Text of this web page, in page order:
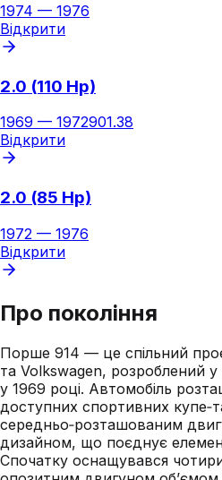
1974 — 1976
Відкрити
2.0 (110 Hp)
1969 — 1972901.38
Відкрити
2.0 (85 Hp)
1972 — 1976
Відкрити
Про покоління
Порше 914 — це спільний
та Volkswagen, розроблений у
у 1969 році. Автомобіль
доступних спортивних
середньо‑розташованим
дизайном, що поєднує
Спочатку оснащувався